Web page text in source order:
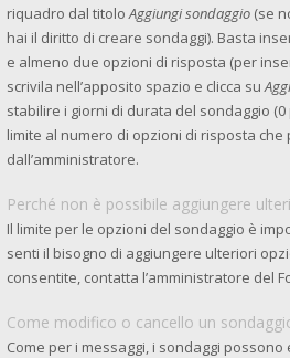
riquadro dal titoloAggiungi sondaggio (se
hai il diritto di creare sondaggi). Basta
e almeno due opzioni di risposta (per
scrivila nell’apposito spazio e clicca su
stabilire i giorni di durata del sondaggio (0
limite al numero di opzioni di risposta che
dall’amministratore.
Perché non è possibile aggiungere
Il limite per le opzioni del sondaggio è
senti il bisogno di aggiungere ulteriori
consentite, contatta l’amministratore del
Come modifico o cancello un
Come per i messaggi, i sondaggi